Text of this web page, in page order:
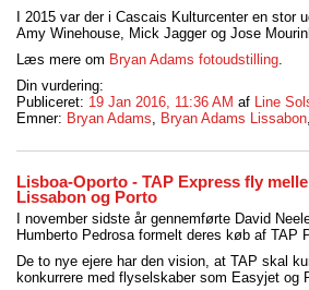
I 2015 var der i Cascais Kulturcenter en
Amy Winehouse, Mick Jagger og Jose
Læs mere om Bryan Adams fotoudstilling.
Din vurdering:
Publiceret: 19 Jan 2016, 11:36 AM af Line
Emner: Bryan Adams, Bryan Adams Lissabon
Lisboa-Oporto - TAP Express fly
Lissabon og Porto
I november sidste år gennemførte David
Humberto Pedrosa formelt deres køb af TAP
De to nye ejere har den vision, at TAP skal
konkurrere med flyselskaber som Easyjet og